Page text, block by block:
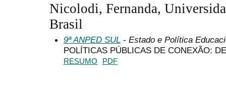
Nicolodi, Fernanda,
Brasil
9ª ANPED SUL - Estado e Política
POLÍTICAS PÚBLICAS DE CONEXÃO:
RESUMO PDF